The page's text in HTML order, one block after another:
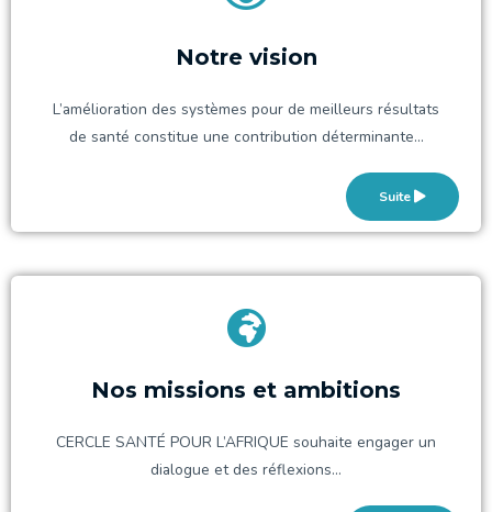
Notre vision
L’amélioration des systèmes pour de meilleurs résultats
de santé constitue une contribution déterminante...
Suite
Nos missions et ambitions
CERCLE SANTÉ POUR L’AFRIQUE souhaite engager un
dialogue et des réflexions...